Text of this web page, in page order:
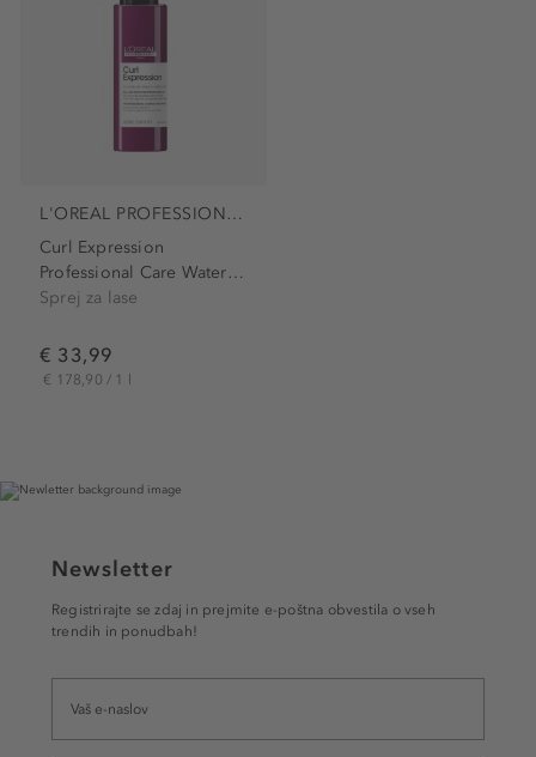
L'OREAL PROFESSIONNEL PARIS
Curl Expression
Professional Care Water Mist
Sprej za lase
€ 33,99
€ 178,90 / 1 l
Newsletter
Registrirajte se zdaj in prejmite e-poštna obvestila o vseh
trendih in ponudbah!